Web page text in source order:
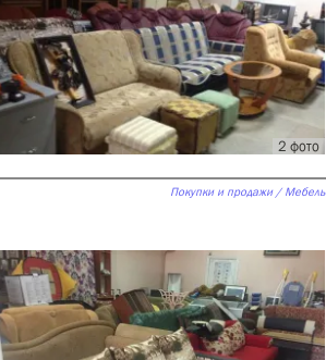
2 фото
Покупки и продажи / Мебель